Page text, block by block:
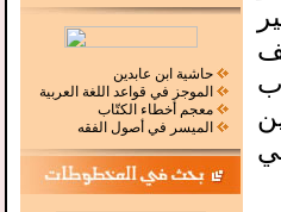
حاشية ابن عابدين
الموجز في قواعد اللغة العربية
معجم أخطاء الكتّاب
الميسر في أصول الفقه